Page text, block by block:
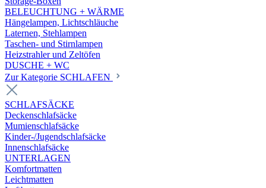
BELEUCHTUNG + WÄRME
Hängelampen, Lichtschläuche
Laternen, Stehlampen
Taschen- und Stirnlampen
Heizstrahler und Zeltöfen
DUSCHE + WC
Zur Kategorie SCHLAFEN
SCHLAFSÄCKE
Deckenschlafsäcke
Mumienschlafsäcke
Kinder-/Jugendschlafsäcke
Innenschlafsäcke
UNTERLAGEN
Komfortmatten
Leichtmatten